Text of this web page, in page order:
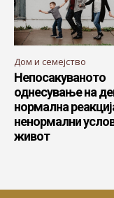
Дом и семејство
Непосакуваното
однесување на
нормална
ненормални
живот